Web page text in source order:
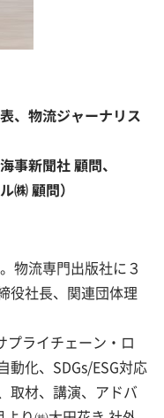
、物流ジャーナリス
事新聞社 顧問、
㈱ 顧問）
物流専門出版社に３
役社長、関連団体理
プライチェーン・ロ
動化、SDGs/ESG対応
取材、講演、アドバ